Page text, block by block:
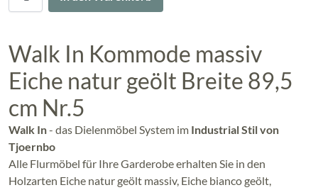
Walk In Kommode massiv
Eiche natur geölt Breite 89,5
cm Nr.5
Walk In- das Dielenmöbel System im Industrial Stil von
Tjoernbo
Alle Flurmöbel für Ihre Garderobe erhalten Sie in den
Holzarten Eiche natur geölt massiv, Eiche bianco geölt,